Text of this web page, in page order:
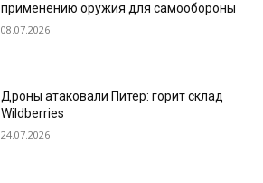
применению оружия для самообороны
08.07.2026
Дроны атаковали Питер: горит склад
Wildberries
24.07.2026